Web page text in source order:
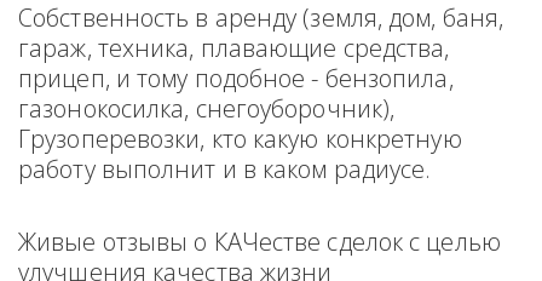
Собственность в аренду (земля, дом, баня,
гараж, техника, плавающие средства,
прицеп, и тому подобное - бензопила,
газонокосилка, снегоуборочник),
Грузоперевозки, кто какую конкретную
работу выполнит и в каком радиусе.
Живые отзывы о КАЧестве сделок с целью
улучшения качества жизни